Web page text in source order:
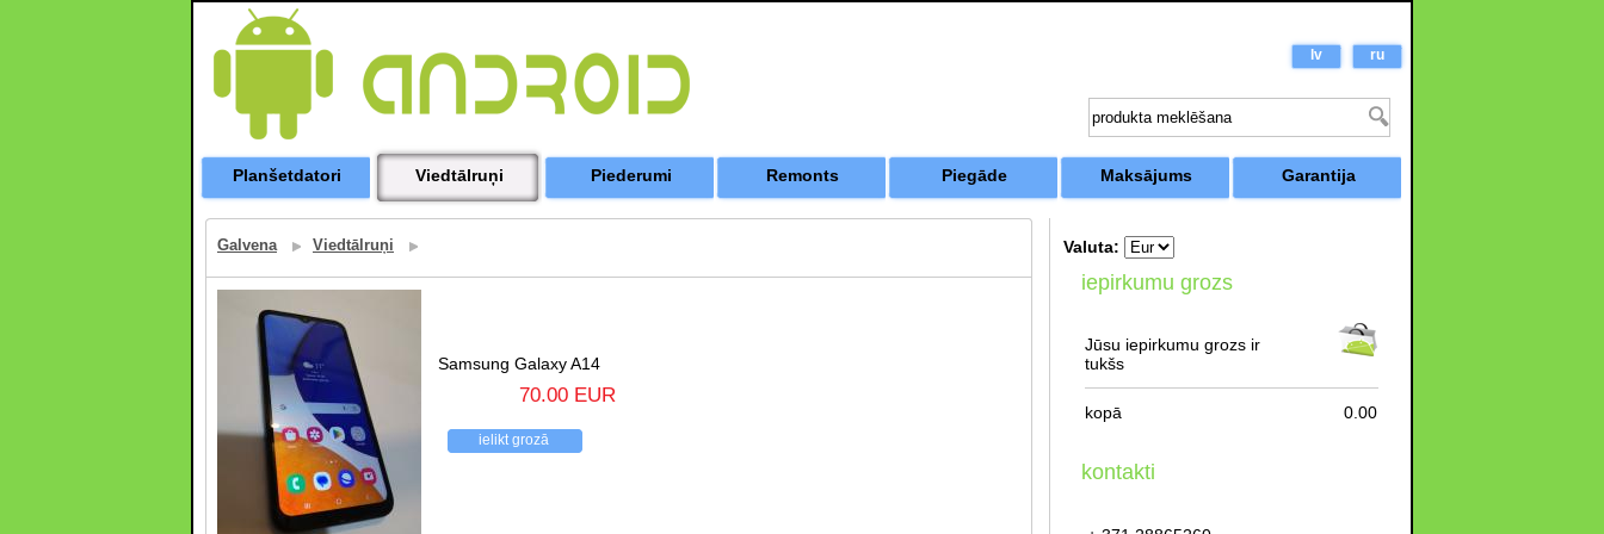
lv ru
Planšetdatori Viedtālruņi Piederumi Remonts Piegāde Maksājums Garantija
Galvena Viedtālruņi
Samsung Galaxy A14
70.00 EUR
ielikt grozā
Valuta:
iepirkumu grozs
Jūsu iepirkumu grozs ir
tukšs
kopā 0.00
kontakti